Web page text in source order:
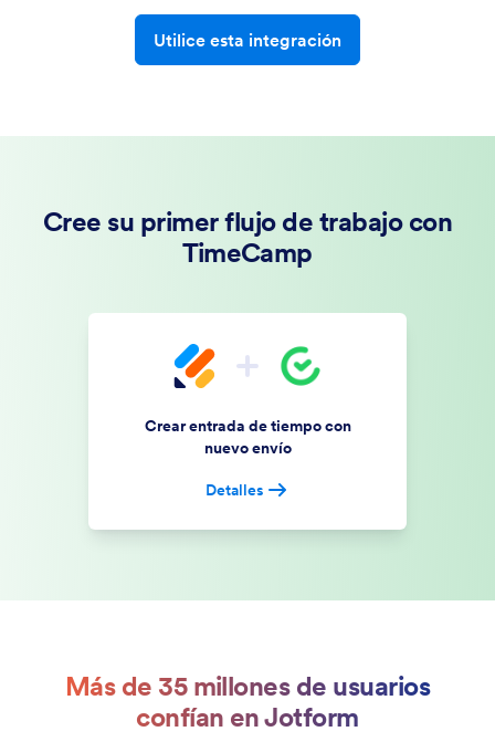
Utilice esta integración
Cree su primer flujo de trabajo con
TimeCamp
Crear entrada de tiempo con
nuevo envío
Detalles
Más de 35 millones de usuarios
confían en Jotform